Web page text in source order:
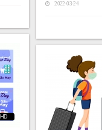
2022-03-24
HD